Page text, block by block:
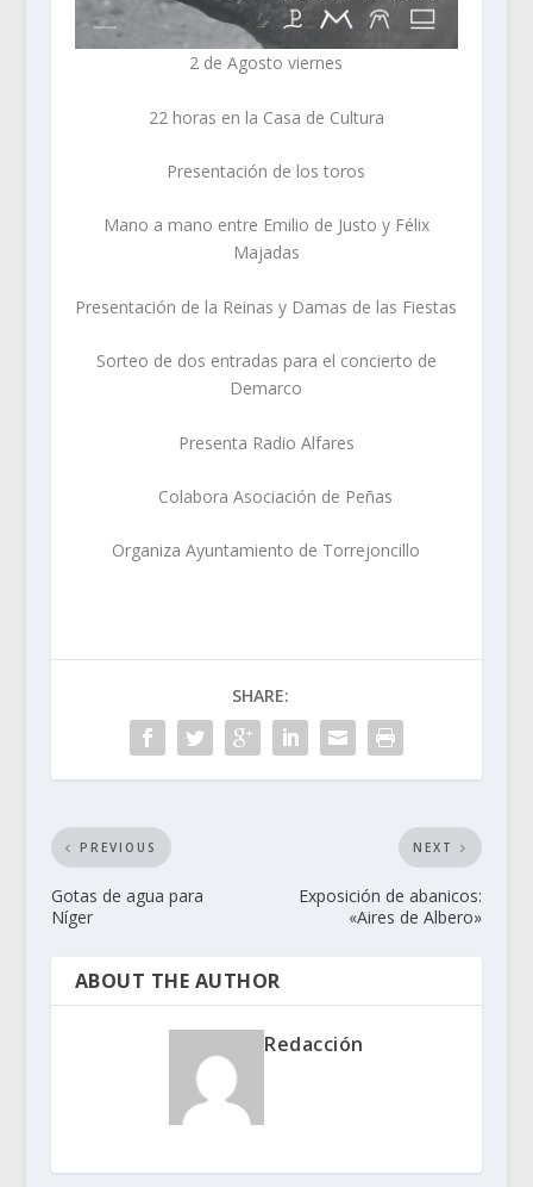
2 de Agosto viernes
22 horas en la Casa de Cultura
Presentación de los toros
Mano a mano entre Emilio de Justo y Félix
Majadas
Presentación de la Reinas y Damas de las Fiestas
Sorteo de dos entradas para el concierto de
Demarco
Presenta Radio Alfares
Colabora Asociación de Peñas
Organiza Ayuntamiento de Torrejoncillo
SHARE:
PREVIOUS
Gotas de agua para
Níger
NEXT
Exposición de abanicos:
«Aires de Albero»
ABOUT THE AUTHOR
Redacción